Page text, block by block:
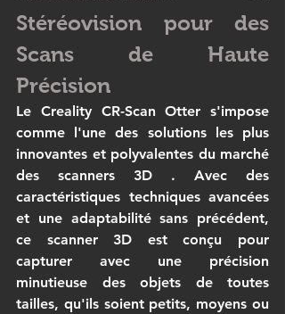
Stéréovision pour des
Scans de Haute
Précision
Le Creality CR-Scan Otter s'impose
comme l'une des solutions les plus
innovantes et polyvalentes du marché
des scanners 3D . Avec des
caractéristiques techniques avancées
et une adaptabilité sans précédent,
ce scanner 3D est conçu pour
capturer avec une précision
minutieuse des objets de toutes
tailles, qu'ils soient petits, moyens ou